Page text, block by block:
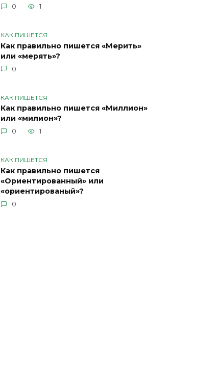
0 1
КАК ПИШЕТСЯ
Как правильно пишется «Мерить»
или «мерять»?
0
КАК ПИШЕТСЯ
Как правильно пишется «Миллион»
или «милион»?
0 1
КАК ПИШЕТСЯ
Как правильно пишется
«Ориентированный» или
«ориентированый»?
0